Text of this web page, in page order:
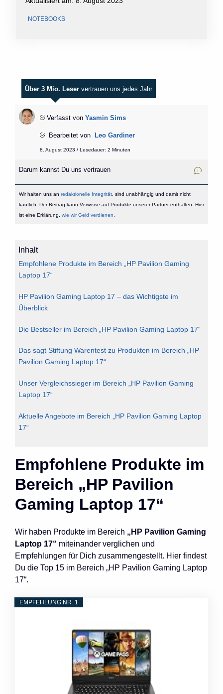
NOTEBOOKS
Über 3 Mio. Leser vertrauen uns jedes Jahr
Verfasst von Yasmin Sims
Bearbeitet von Leo Gardiner
8. August 2023 / Lesedauer: 2 Minuten
Darum kannst Du uns vertrauen
Wir halten uns an redaktionelle Integrität, sind unabhängig und damit nicht
käuflich. Der Beitrag kann Verweise auf Produkte unserer Partner enthalten. Hier
ist eine Erklärung, wie wir Geld verdienen
Inhalt
Empfohlene Produkte im Bereich „HP Pavilion Gaming
Laptop 17“
HP Pavilion Gaming Laptop 17 – das Wichtigste im
Überblick
Die Bestseller im Bereich „HP Pavilion Gaming Laptop 17“
Das sagt Stiftung Warentest zu Produkten im Bereich „HP
Pavilion Gaming Laptop 17“
Unser Vergleichssieger im Bereich „HP Pavilion Gaming
Laptop 17“
Aktuelle Angebote im Bereich „HP Pavilion Gaming Laptop
17“
Empfohlene Produkte im
Bereich „HP Pavilion
Gaming Laptop 17“
Wir haben Produkte im Bereich „HP Pavilion Gaming
Laptop 17“ miteinander verglichen und
Empfehlungen für Dich zusammengestellt. Hier findest
Du die Top 15 im Bereich „HP Pavilion Gaming Laptop
17“.
EMPFEHLUNG NR. 1